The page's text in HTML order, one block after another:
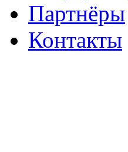
Партнёры
Контакты